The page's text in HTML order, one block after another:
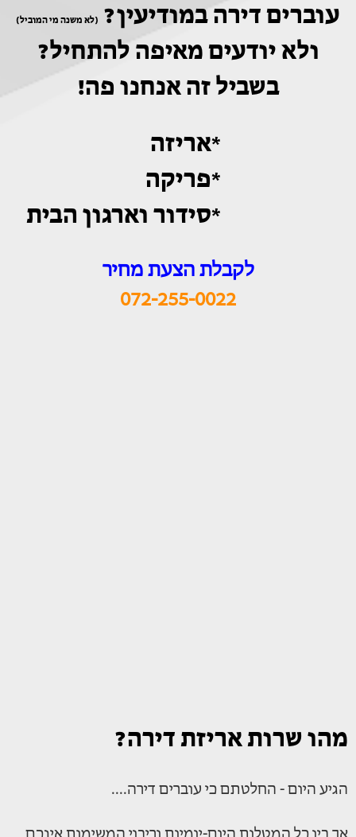
עוברים דירה במודיעין? (לא משנה מי המוביל)
ולא יודעים מאיפה להתחיל?
בשביל זה אנחנו פה!
*אריזה
*פריקה
*סידור וארגון הבית
לקבלת הצעת מחיר
072-255-0022
מהו שרות אריזת דירה?
הגיע היום - החלטתם כי עוברים דירה....